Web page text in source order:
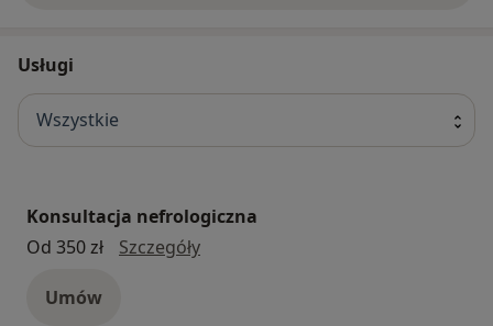
Usługi
Wszystkie
Konsultacja nefrologiczna
Od 350 zł
SzczegółyKonsultacja nefrologiczna
Umów